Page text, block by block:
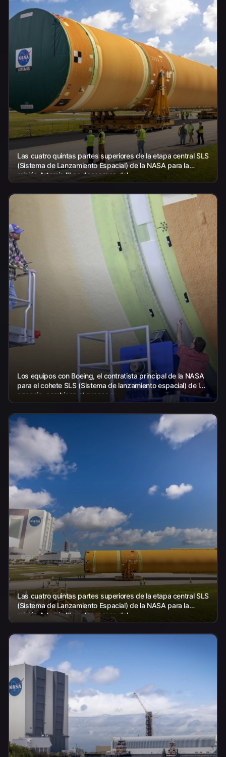
Las cuatro quintas partes superiores de la etapa central SLS
(Sistema de Lanzamiento Espacial) de la NASA para la
misión Artemis III se descargan del...
Los equipos con Boeing, el contratista principal de la NASA
para el cohete SLS (Sistema de lanzamiento espacial) de la
agencia, combinan el avance y...
Las cuatro quintas partes superiores de la etapa central SLS
(Sistema de Lanzamiento Espacial) de la NASA para la
misión Artemis III se descargan del...